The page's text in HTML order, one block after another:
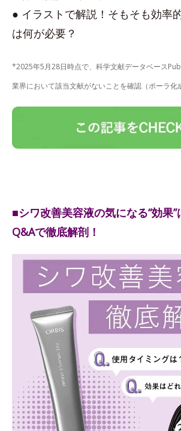
● イラストで解説！そもそも効率
は何が必要？
*2025年5月28日時点で、科学文献データベース
業界において該当文献がないことを確認（ポーラ化
■シワ改善美容液の気になる“効果
Q&Aで徹底解剖！